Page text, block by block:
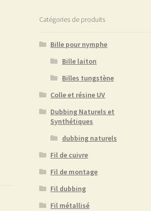
Catégories de produits
Bille pour nymphe
Bille laiton
Billes tungstène
Colle et résine UV
Dubbing Naturels et
Synthétiques
dubbing naturels
Fil de cuivre
Fil de montage
Fil dubbing
Fil métallisé